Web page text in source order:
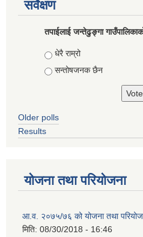
सर्वेक्षण
तपाईलाई जन्तेढुङ्गा
Choices
धेरै राम्रो
सन्तोषजनक छैन
Older polls
Results
योजना तथा परियोजना
आ.व. २०७५/७६ को योजना तथा
मिति: 08/30/2018 - 16:46